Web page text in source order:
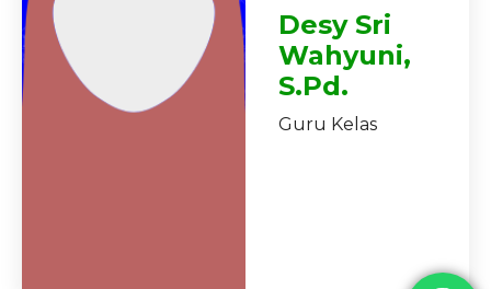
Desy Sri
Wahyuni,
S.Pd.
Guru Kelas